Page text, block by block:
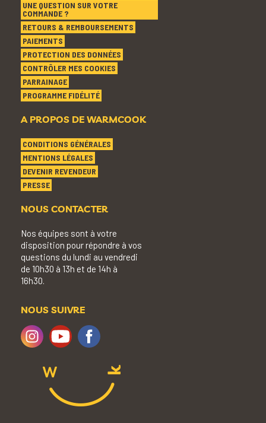
UNE QUESTION SUR VOTRE
COMMANDE ?
RETOURS & REMBOURSEMENTS
PAIEMENTS
PROTECTION DES DONNÉES
CONTRÔLER MES COOKIES
PARRAINAGE
PROGRAMME FIDÉLITÉ
A PROPOS DE WARMCOOK
CONDITIONS GÉNÉRALES
MENTIONS LÉGALES
DEVENIR REVENDEUR
PRESSE
NOUS CONTACTER
Nos équipes sont à votre
disposition pour répondre à vos
questions du lundi au vendredi
de 10h30 à 13h et de 14h à
16h30.
NOUS SUIVRE